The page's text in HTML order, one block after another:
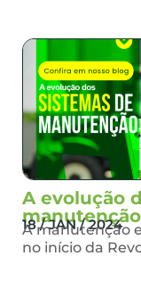
A evolução
manutenção
18 / JAN / 2024
A manutenção
no início da